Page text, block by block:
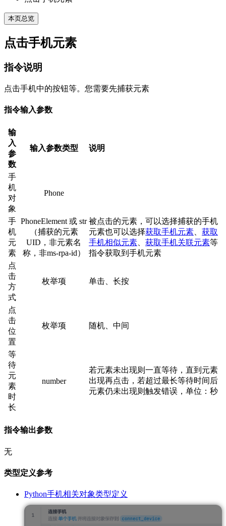
本页总览
点击手机元素
指令说明
点击手机中的按钮等。您需要先捕获元素
指令输入参数
输
入
参
数
输入参数类型 说明
手
机
对
象
Phone
手
机
元
素
PhoneElement 或 str
（捕获的元素
UID，非元素名
称，非ms-rpa-id）
被点击的元素，可以选择捕获的手机
元素也可以选择获取手机元素
获取
手机相似元素
获取手机关联元素等
指令获取到手机元素
点
击
方
式
枚举项 单击、长按
点
击
位
置
枚举项 随机、中间
等
待
元
素
时
长
number
若元素未出现则一直等待，直到元素
出现再点击，若超过最长等待时间后
元素仍未出现则触发错误，单位：秒
指令输出参数
无
类型定义参考
Python手机相关对象类型定义